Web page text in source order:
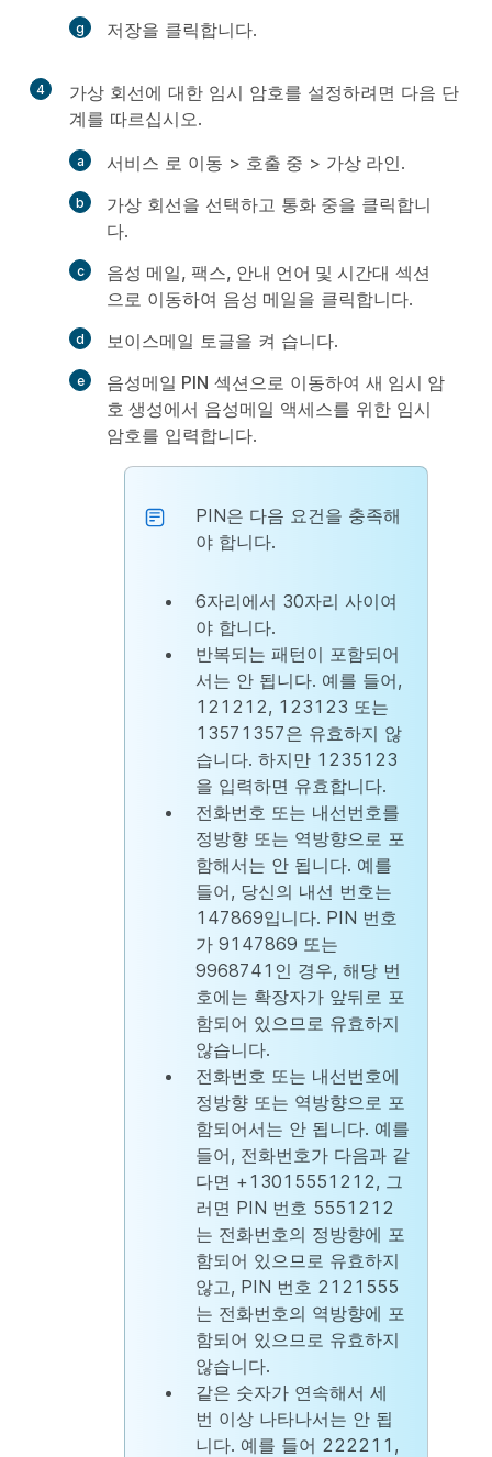
저장을 클릭합니다.
4
가상 회선에 대한 임시 암호를 설정하려면 다음 단
계를 따르십시오.
서비스 로 이동 > 호출 중 > 가상 라인.
가상 회선을 선택하고 통화 중을 클릭합니
다.
음성 메일, 팩스, 안내 언어 및 시간대 섹션
으로 이동하여 음성 메일을 클릭합니다.
보이스메일 토글을 켜 습니다.
음성메일 PIN 섹션으로 이동하여 새 임시 암
호 생성에서 음성메일 액세스를 위한 임시
암호를 입력합니다.
PIN은 다음 요건을 충족해
야 합니다.
6자리에서 30자리 사이여
야 합니다.
반복되는 패턴이 포함되어
서는 안 됩니다. 예를 들어,
121212, 123123 또는
13571357은 유효하지 않
습니다. 하지만 1235123
을 입력하면 유효합니다.
전화번호 또는 내선번호를
정방향 또는 역방향으로 포
함해서는 안 됩니다. 예를
들어, 당신의 내선 번호는
147869입니다. PIN 번호
가 9147869 또는
9968741인 경우, 해당 번
호에는 확장자가 앞뒤로 포
함되어 있으므로 유효하지
않습니다.
전화번호 또는 내선번호에
정방향 또는 역방향으로 포
함되어서는 안 됩니다. 예를
들어, 전화번호가 다음과 같
다면 +13015551212, 그
러면 PIN 번호 5551212
는 전화번호의 정방향에 포
함되어 있으므로 유효하지
않고, PIN 번호 2121555
는 전화번호의 역방향에 포
함되어 있으므로 유효하지
않습니다.
같은 숫자가 연속해서 세
번 이상 나타나서는 안 됩
니다. 예를 들어 222211,